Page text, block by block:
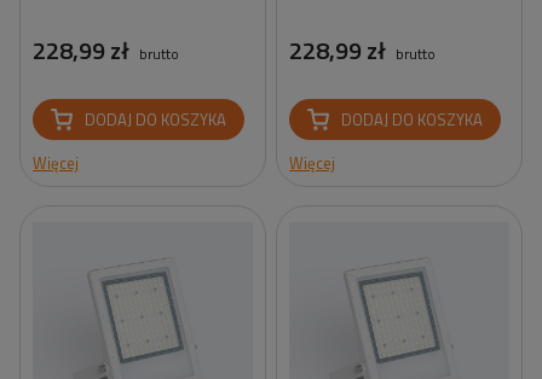
228,99 zł brutto
DODAJ DO KOSZYKA
Więcej
228,99 zł brutto
DODAJ DO KOSZYKA
Więcej